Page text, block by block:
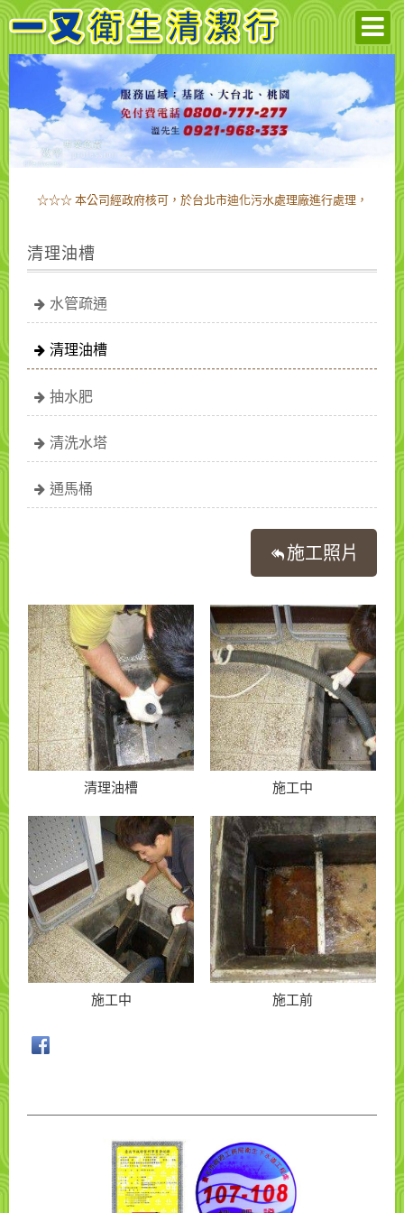
敬請放心! ☆☆☆
清理油槽
水管疏通
清理油槽
抽水肥
清洗水塔
通馬桶
施工照片
清理油槽 施工中
施工中 施工前